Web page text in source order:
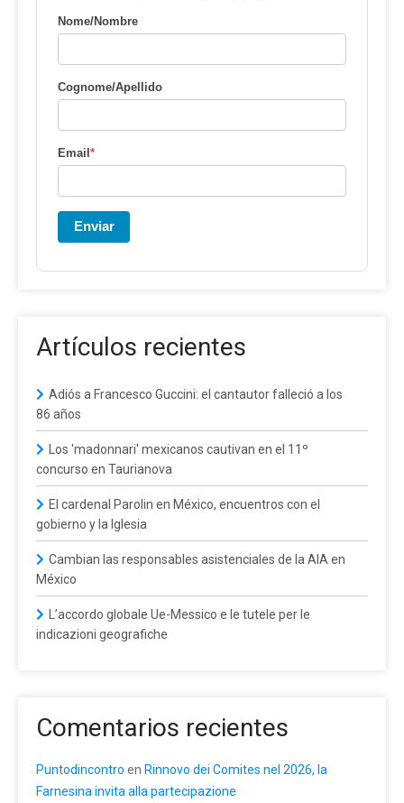
Nome/Nombre
Cognome/Apellido
Email *
Enviar
Artículos recientes
Adiós a Francesco Guccini: el cantautor falleció a los
86 años
Los 'madonnari' mexicanos cautivan en el 11º
concurso en Taurianova
El cardenal Parolin en México, encuentros con el
gobierno y la Iglesia
Cambian las responsables asistenciales de la AIA en
México
L’accordo globale Ue-Messico e le tutele per le
indicazioni geografiche
Comentarios recientes
Puntodincontro en Rinnovo dei Comites nel 2026, la
Farnesina invita alla partecipazione